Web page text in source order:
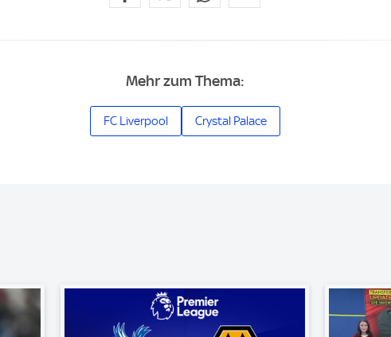
Mehr zum Thema:
FC Liverpool Crystal Palace